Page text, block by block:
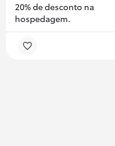
20% de desconto na
hospedagem.